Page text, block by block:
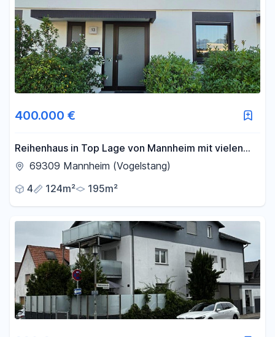
400.000 €
Reihenhaus in Top Lage von Mannheim mit vielen
Möglichkeiten
69309 Mannheim (Vogelstang)
4
124m² 195m²